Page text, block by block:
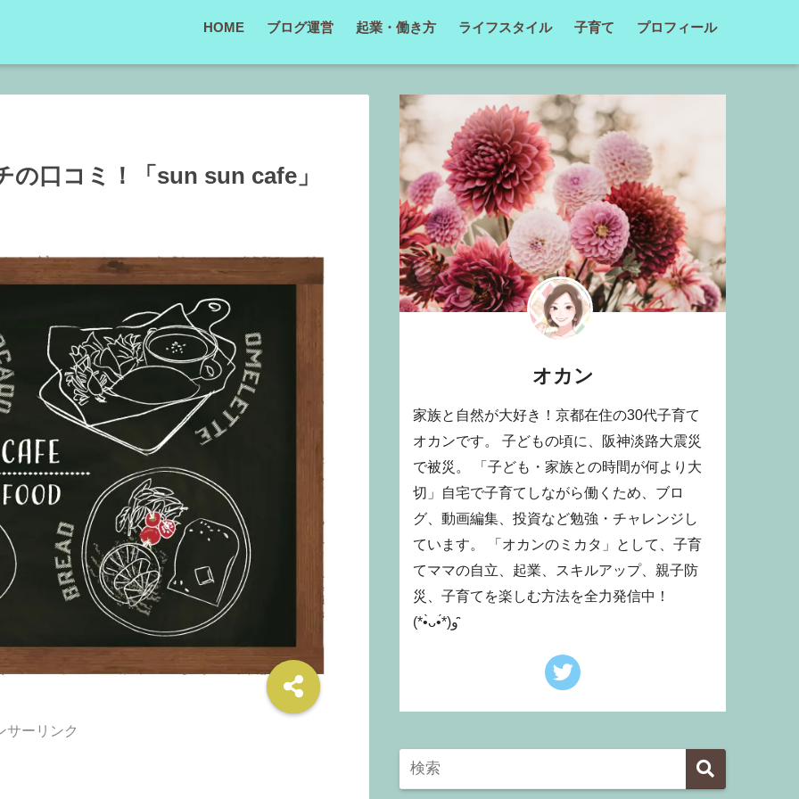
HOME ブログ運営 起業・働き方 ライフスタイル 子育て プロフィール
の口コミ！「sun sun cafe」
サーリンク
オカン
家族と自然が大好き！京都在住の30代子育て
オカンです。 子どもの頃に、阪神淡路大震災
で被災。 「子ども・家族との時間が何より大
切」自宅で子育てしながら働くため、ブロ
グ、動画編集、投資など勉強・チャレンジし
ています。 「オカンのミカタ」として、子育
てママの自立、起業、スキルアップ、親子防
災、子育てを楽しむ方法を全力発信中！
(*•̀ᴗ•́*)و ̑̑